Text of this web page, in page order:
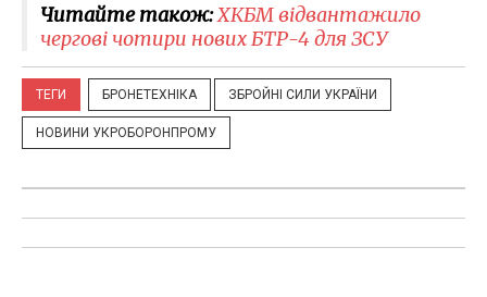
Читайте також:ХКБМ відвантажило
чергові чотири нових БТР-4 для ЗСУ
ТЕГИ БРОНЕТЕХНІКА ЗБРОЙНІ СИЛИ УКРАЇНИ
НОВИНИ УКРОБОРОНПРОМУ